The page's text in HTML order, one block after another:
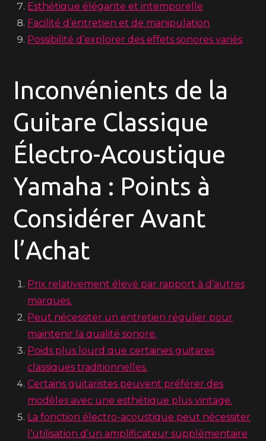
Esthétique élégante et intemporelle
Facilité d’entretien et de manipulation
Possibilité d’explorer des effets sonores variés
Inconvénients de la
Guitare Classique
Électro-Acoustique
Yamaha : Points à
Considérer Avant
l’Achat
Prix relativement élevé par rapport à d’autres
marques.
Peut nécessiter un entretien régulier pour
maintenir la qualité sonore.
Poids plus lourd que certaines guitares
classiques traditionnelles.
Certains guitaristes peuvent préférer des
modèles avec une esthétique plus vintage.
La fonction électro-acoustique peut nécessiter
l’utilisation d’un amplificateur supplémentaire